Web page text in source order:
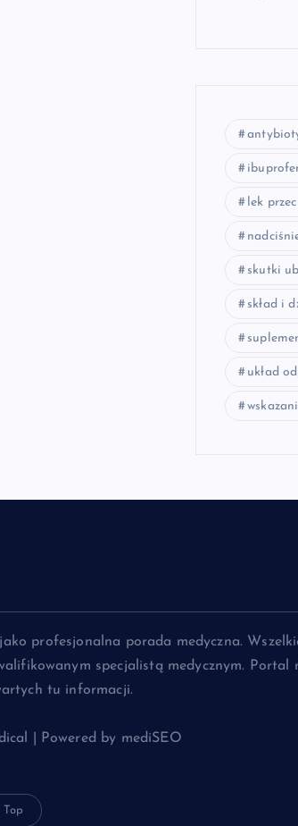
lek
skutki
skład i
układ
profesjonalna porada medyczna.
specjalistą medycznym. Portal
tu informacji.
| Powered by mediSEO
Top